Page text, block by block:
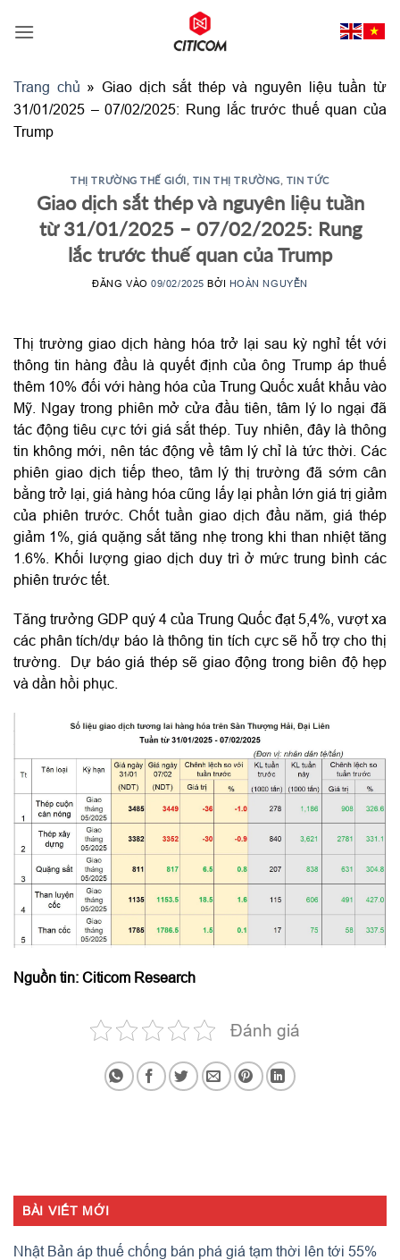
qua
Trang chủ » Giao dịch sắt thép và nguyên liệu tuần từ
31/01/2025 – 07/02/2025: Rung lắc trước thuế quan của
Trump
THỊ TRƯỜNG THẾ GIỚI, TIN THỊ TRƯỜNG, TIN TỨC
Giao dịch sắt thép và nguyên liệu tuần
từ 31/01/2025 – 07/02/2025: Rung
lắc trước thuế quan của Trump
ĐĂNG VÀO09/02/2025 BỞI HOÀN NGUYỄN
Thị trường giao dịch hàng hóa trở lại sau kỳ nghỉ tết với
thông tin hàng đầu là quyết định của ông Trump áp thuế
thêm 10% đối với hàng hóa của Trung Quốc xuất khẩu vào
Mỹ. Ngay trong phiên mở cửa đầu tiên, tâm lý lo ngại đã
tác động tiêu cực tới giá sắt thép. Tuy nhiên, đây là thông
tin không mới, nên tác động về tâm lý chỉ là tức thời. Các
phiên giao dịch tiếp theo, tâm lý thị trường đã sớm cân
bằng trở lại, giá hàng hóa cũng lấy lại phần lớn giá trị giảm
của phiên trước. Chốt tuần giao dịch đầu năm, giá thép
giảm 1%, giá quặng sắt tăng nhẹ trong khi than nhiệt tăng
1.6%. Khối lượng giao dịch duy trì ở mức trung bình các
phiên trước tết.
Tăng trưởng GDP quý 4 của Trung Quốc đạt 5,4%, vượt xa
các phân tích/dự báo là thông tin tích cực sẽ hỗ trợ cho thị
trường. Dự báo giá thép sẽ giao động trong biên độ hẹp
và dần hồi phục.
Nguồn tin: Citicom Research
Đánh giá
BÀI VIẾT MỚI
Nhật Bản áp thuế chống bán phá giá tạm thời lên tới 55%